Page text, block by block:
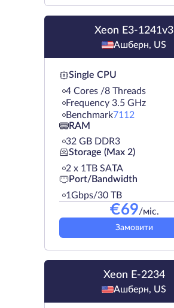
Xeon E3-1241v3
Ашберн, US
Single CPU
4 Cores /8 Threads
Frequency 3.5 GHz
Benchmark7112
RAM
32 GB DDR3
Storage (Max 2)
2 х 1TB SATA
Port/Bandwidth
1Gbps/30 TB
€69/міс.
Замовити
Xeon E-2234
Ашберн, US